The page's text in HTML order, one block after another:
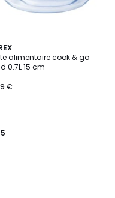
alimentaire cook & go
0.7L 15 cm
€
5